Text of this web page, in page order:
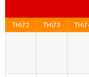
THỨ 2 THỨ 3 THỨ